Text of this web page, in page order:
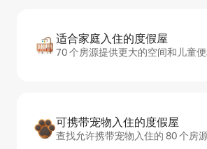
适合家庭入住的度假屋
70 个房源提供更大的空间和儿童
可携带宠物入住的度假屋
查找允许携带宠物入住的 80 个房